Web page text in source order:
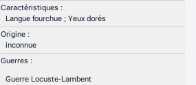
Caractéristiques :
Langue fourchue ; Yeux dorés
Origine :
inconnue
Guerres :
Guerre Locuste-Lambent